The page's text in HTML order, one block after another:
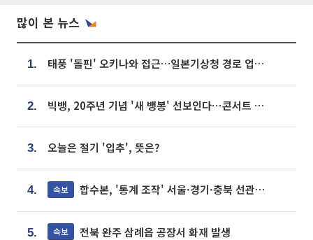
많이 본 뉴스
1. 태풍 '돌핀' 오키나와 접근…일본기상청 경로 업데이트
2. 빅뱅, 20주년 기념 '새 뱅봉' 선보인다⋯콘서트 앞두고 팝업 개최
3. 오늘은 절기 '입추', 뜻은?
4. 속보 합수본, '통계 조작' 서울·경기·충북 선관위 등 추가 압수수색
5. 속보 전북 완주 삼례읍 공장서 화재 발생